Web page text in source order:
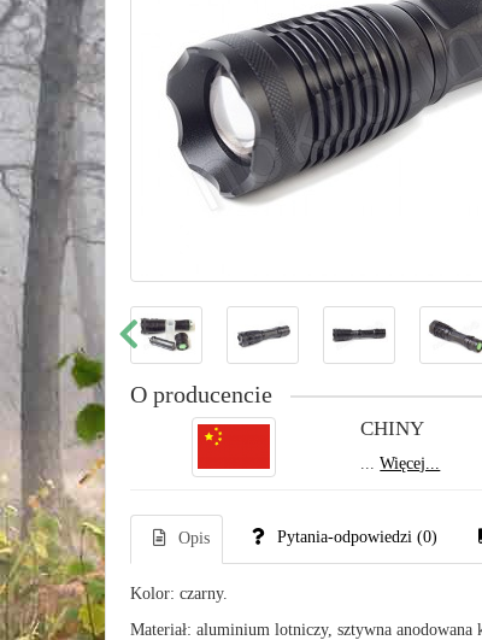
O producencie
CHINY
...Więcej...
Opis Pytania-odpowiedzi (0)
Kolor: czarny.
Materiał: aluminium lotniczy, sztywna anodowana